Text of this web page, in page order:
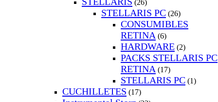
(26)
STELLARIS PC (26)
CONSUMIBLES
RETINA (6)
HARDWARE (2)
PACKS STELLARIS PC
RETINA (17)
STELLARIS PC (1)
CUCHILLETES (17)